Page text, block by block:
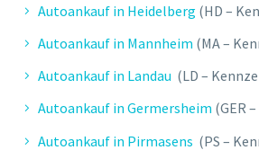
Autoankauf in Heidelberg (HD –
Autoankauf in Mannheim (MA –
Autoankauf in Landau (LD –
Autoankauf in Germersheim (GER
Autoankauf in Pirmasens (PS –